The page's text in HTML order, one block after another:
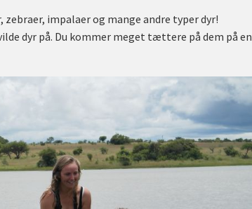
impalaer og mange andre typer dyr!
dyr på. Du kommer meget tættere på dem på en